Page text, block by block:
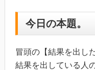
今日の本題。
冒頭の【結果を出し
結果を出している人